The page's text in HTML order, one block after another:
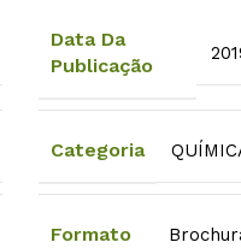
Data Da
Publicação
Categoria
Formato